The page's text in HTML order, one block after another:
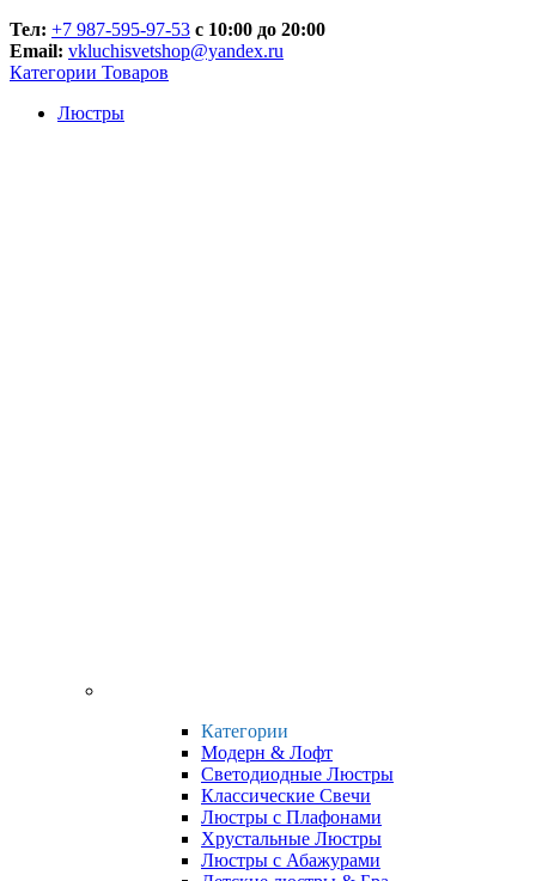
Тел: +7 987-595-97-53 с 10:00 до 20:00
Email: vkluchisvetshop@yandex.ru
Категории Товаров
Люстры
Категории
Модерн & Лофт
Светодиодные Люстры
Классические Свечи
Люстры с Плафонами
Хрустальные Люстры
Люстры с Абажурами